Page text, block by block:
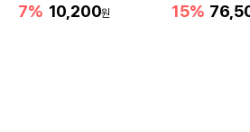
7% 10,200원 15%